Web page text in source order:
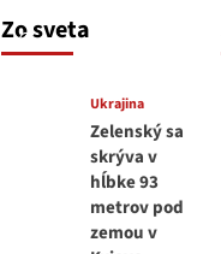
Zo sveta
6. augusta 2026
Ukrajina
Zelenský sa
skrýva v
hĺbke 93
metrov pod
zemou v